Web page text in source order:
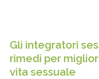
Gli integratori
rimedi per
vita sessuale